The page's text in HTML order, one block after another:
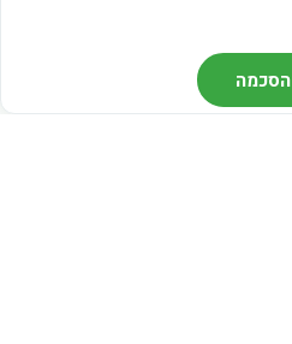
הסכמה